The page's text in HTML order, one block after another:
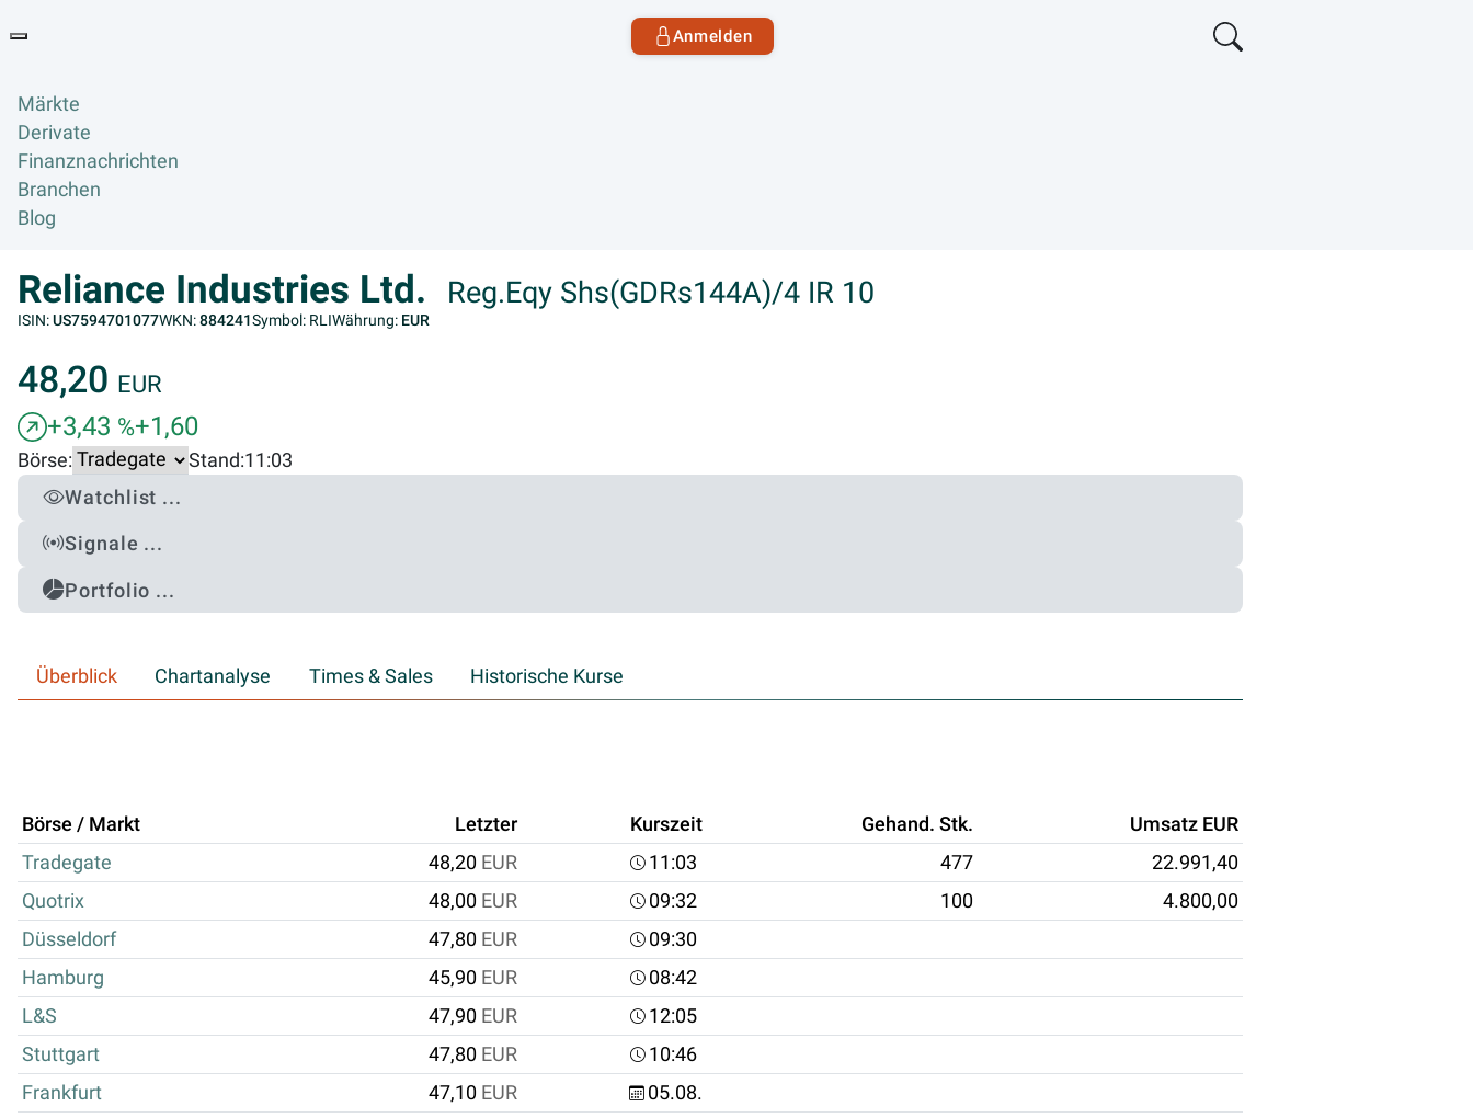
Anmelden
Märkte
Derivate
Finanznachrichten
Branchen
Blog
Reliance Industries Ltd. Reg.Eqy Shs(GDRs144A)/4 IR 10
ISIN:US7594701077WKN:884241Symbol: RLIWährung: EUR
48,20 EUR
+3,43 %+1,60
Börse: Stand:11:03
Watchlist ...
Signale ...
Portfolio ...
Überblick Chartanalyse Times & Sales Historische Kurse
Börse / Markt Letzter Kurszeit Gehand. Stk.
Umsatz EUR
Tradegate
48,20 EUR 11:03 477
22.991,40
Quotrix
48,00 EUR 09:32 100
4.800,00
Düsseldorf
47,80 EUR
09:30
Hamburg
45,90 EUR
08:42
L&S
47,90 EUR
12:05
Stuttgart
47,80 EUR
10:46
Frankfurt
47,10 EUR
05.08.